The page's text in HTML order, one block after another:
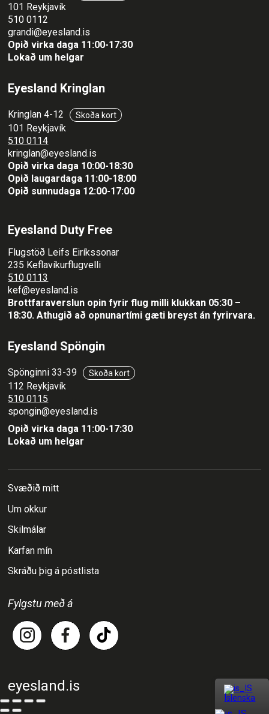
101 Reykjavík
510 0112
grandi@eyesland.is
Opið virka daga 11 :00-17:30
Lokað um helgar
Eyesland Kringlan
Kringlan 4-12 Skoða kort
101 Reykjavík
510 0114
kringlan@eyesland.is
Opið virka daga 10:00-18:30
Opið laugardaga 11:00-18:00
Opið sunnudaga 12:00-17:00
Eyesland Duty Free
Flugstöð Leifs Eiríkssonar
235 Keflavíkurflugvelli
510 0113
kef@eyesland.is
Brottfaraverslun opin fyrir flug milli klukkan 05:30 –
18:30.Athugið að opnunartími gæti breyst án fyrirvara.
Eyesland Spöngin
Spönginni 33-39 Skoða kort
112 Reykjavík
510 0115
spongin@eyesland.is
Opið virka daga 11:00-17:30
Lokað um helgar
Svæðið mitt
Um okkur
Skilmálar
Karfan mín
Skráðu þig á póstlista
Fylgstu með á
eyesland.is
Íslenska